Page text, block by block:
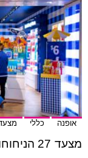
אופנה כללי
מצעד 27 הניחוחות של Bath & Body Works